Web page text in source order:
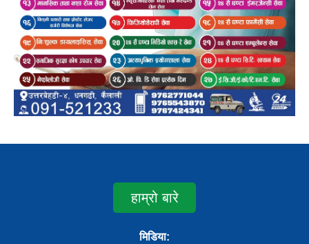
हाम्रो बारे
मिडिया: